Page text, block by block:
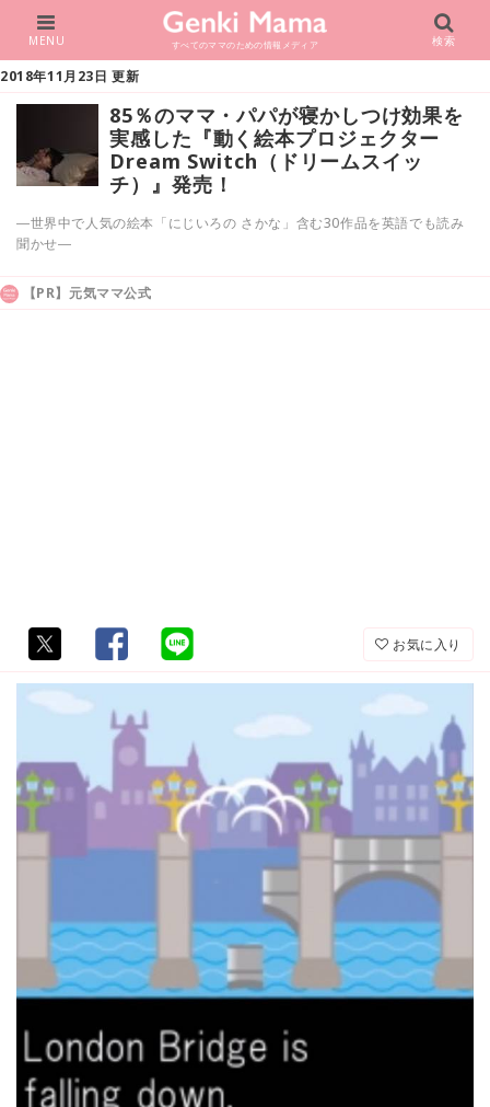
すべてのママのための情報メディア
MENU 検索
2018年11月23日 更新
85％のママ・パパが寝かしつけ効果を
実感した『動く絵本プロジェクター
Dream Switch（ドリームスイッ
チ）』発売！
―世界中で人気の絵本「にじいろの さかな」含む30作品を英語でも読み
聞かせ―
【PR】元気ママ公式
お気に入り